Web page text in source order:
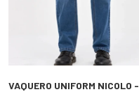
VAQUERO UNIFORM NICOLO -